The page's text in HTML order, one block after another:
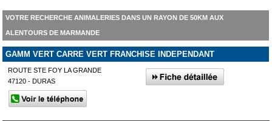
VOTRE RECHERCHE ANIMALERIES DANS UN RAYON DE 50KM AUX
ALENTOURS DE MARMANDE
GAMM VERT CARRE VERT FRANCHISE INDEPENDANT
ROUTE STE FOY LA GRANDE
47120 - DURAS